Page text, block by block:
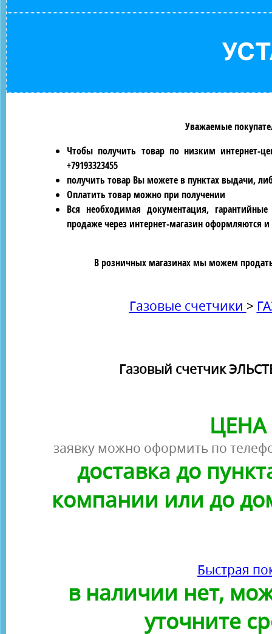
Уважаемые
Чтобы получить товар по низким интернет-
+79193323455
получить товар Вы можете в пунктах выдачи,
Оплатить товар можно при получении
Вся необходимая документация,
продаже через интернет-магазин оформляются
В розничных магазинах мы можем
Газовые счетчики >
Газовый счетчик
ЦЕНА
заявку можно оформить по
доставка до
компании или до
Быстрая
в наличии нет,
уточните